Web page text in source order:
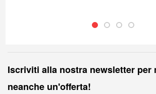
Iscriviti alla nostra newsletter per
neanche un'offerta!